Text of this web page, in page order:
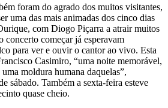
foram do agrado dos muitos visitantes,
uma das mais animadas dos cinco dias
com Diogo Piçarra a atrair muitos
concerto começar já esperavam
para ver e ouvir o cantor ao vivo. Esta
Casimiro, “uma noite memorável,
moldura humana daquelas”,
sábado. Também a sexta-feira esteve
quase cheio.